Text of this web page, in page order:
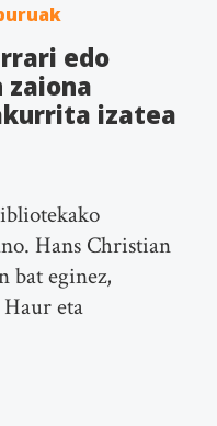
edo
izatea
Hans Christian
bat eginez,
eta